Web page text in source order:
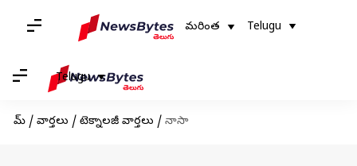
మరింత Telugu
Telugu
హోమ్ / వార్తలు / టెక్నాలజీ వార్తలు / నాసా